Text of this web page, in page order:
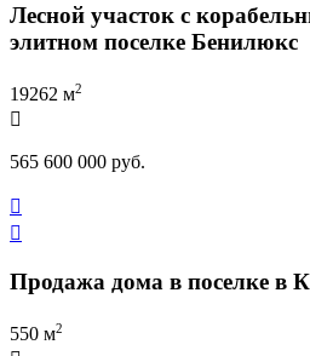
Лесной участок с
элитном поселке Бенилюкс
19262 м2

565 600 000 руб.


Продажа дома в поселке в
550 м2